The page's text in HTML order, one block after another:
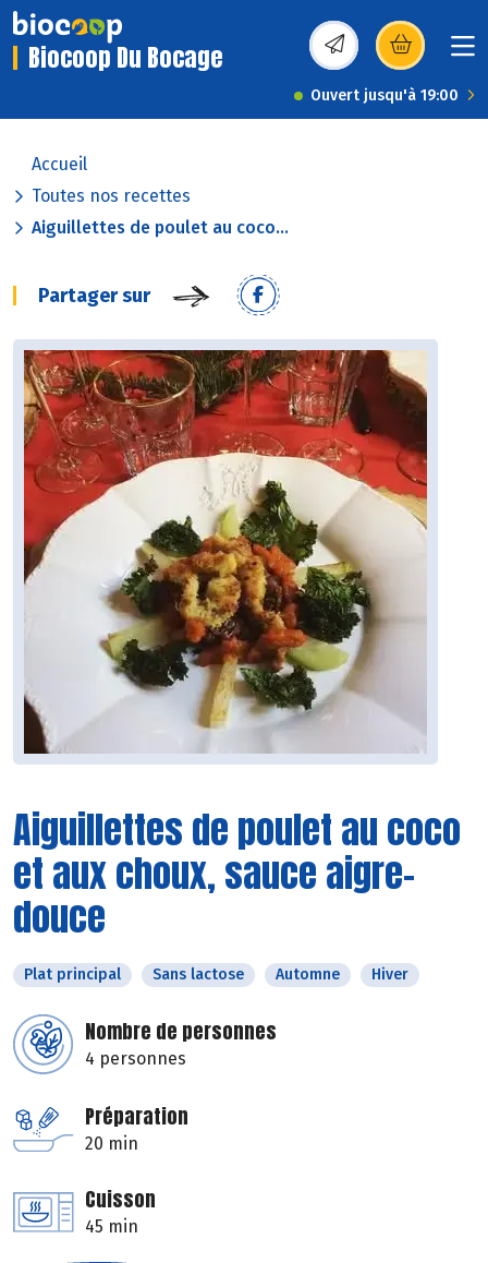
Biocoop Du Bocage (s’ouvre dans une
Ouvert jusqu'à 19:00
Accueil
Toutes nos recettes
Aiguillettes de poulet au coco...
Partager sur
Aiguillettes de poulet au coco
et aux choux, sauce aigre-
douce
Plat principal Sans lactose Automne Hiver
Nombre de personnes
4 personnes
Préparation
20 min
Cuisson
45 min